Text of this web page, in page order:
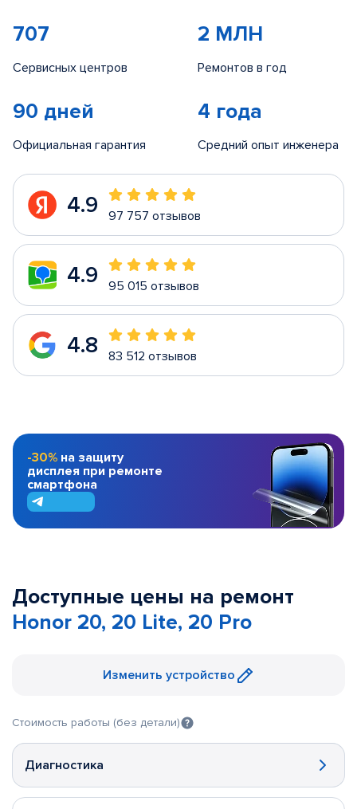
707
Сервисных центров
2 МЛН
Ремонтов в год
90 дней
Официальная гарантия
4 года
Средний опыт инженера
4.9 97 757 отзывов
4.9 95 015 отзывов
4.8 83 512 отзывов
-30% на защиту
дисплея при ремонте
смартфона
Доступные цены на ремонт
Honor 20, 20 Lite, 20 Pro
Изменить устройство
Стоимость работы (без детали)
Диагностика